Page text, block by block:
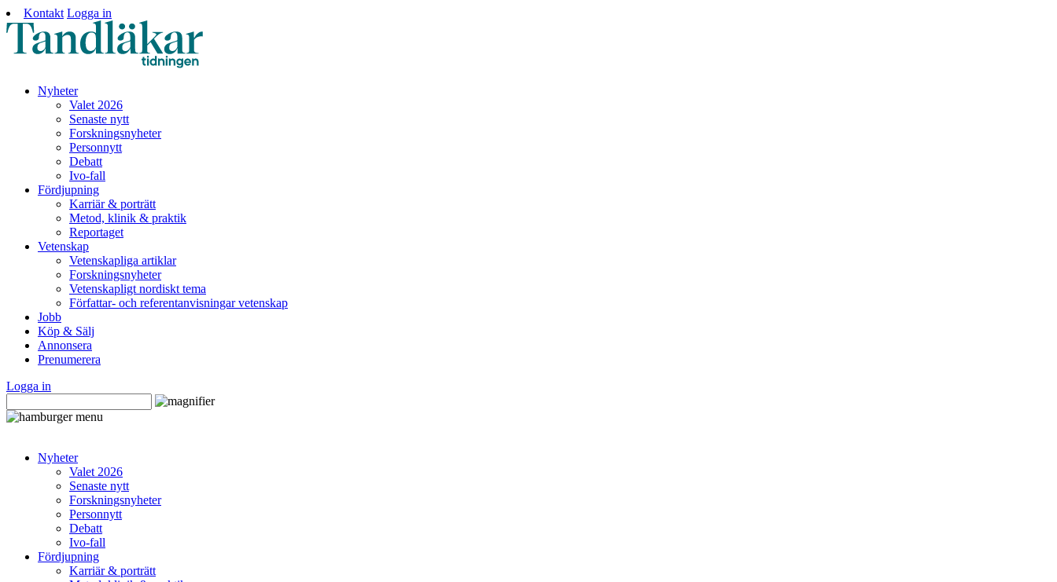
Kontakt Logga in
Nyheter
Valet 2026
Senaste nytt
Forskningsnyheter
Personnytt
Debatt
Ivo-fall
Fördjupning
Karriär & porträtt
Metod, klinik & praktik
Reportaget
Vetenskap
Vetenskapliga artiklar
Forskningsnyheter
Vetenskapligt nordiskt tema
Författar- och referentanvisningar vetenskap
Jobb
Köp & Sälj
Annonsera
Prenumerera
Logga in
Nyheter
Valet 2026
Senaste nytt
Forskningsnyheter
Personnytt
Debatt
Ivo-fall
Fördjupning
Karriär & porträtt